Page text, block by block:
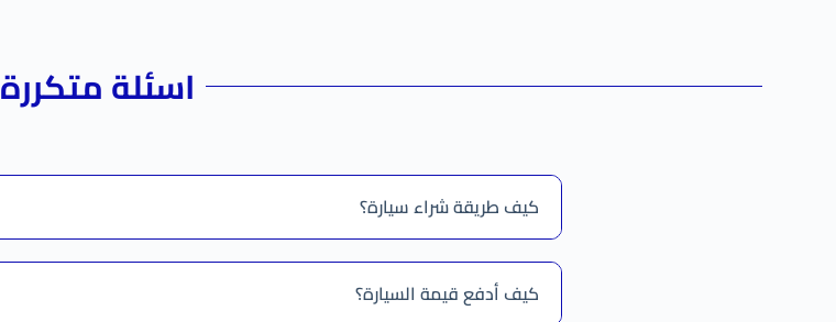
اسئلة متكررة
كيف طريقة شراء سيارة؟
كيف أدفع قيمة السيارة؟